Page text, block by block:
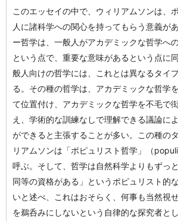
このエッセイの中で、ウィリアムソンは、
人に諸科学への関心を持ってもらう意義が
ー哲学は、一般人がアカデミックな哲学へ
という点で、重要な意味があるという点に
般人向けの哲学には、これとは異なるタイ
る。その種の哲学は、アカデミックな哲学
て位置付け、アカデミックな哲学を不毛で
え、学術的な訓練なしで理解できる議論に
ができると主張することが多い。この種の
リアムソンは「ポピュリスト哲学」（
呼ぶ。そして、哲学は自然科学よりもずっ
同等の資格がある」というポピュリスト的
いと述べ、これはおそらく、何事も当然視
を鵜呑みにしないという自律的な探究者と